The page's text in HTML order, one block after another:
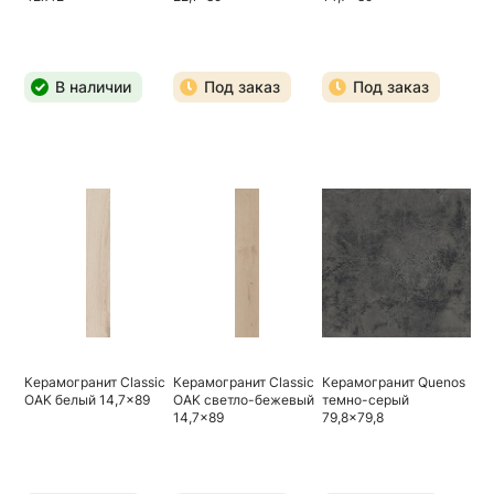
В наличии Под заказ Под заказ
Керамогранит Classic
OAK белый 14,7x89
Керамогранит Classic
OAK светло-бежевый
14,7x89
Керамогранит Quenos
темно-серый
79,8x79,8